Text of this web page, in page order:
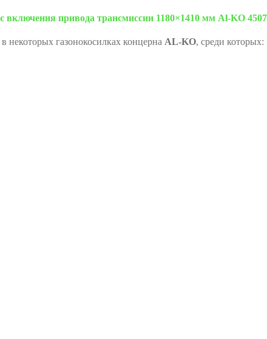
включения привода трансмиссии 1180×1410 мм Al-KO
некоторых газонокосилках концерна AL-KO, среди которых: